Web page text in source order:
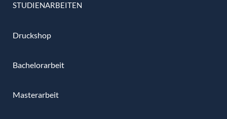
STUDIENARBEITEN
Druckshop
Bachelorarbeit
Masterarbeit